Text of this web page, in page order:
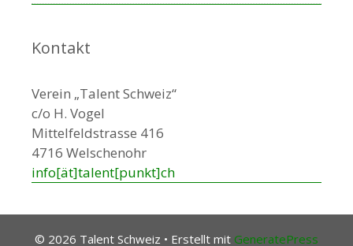
Kontakt
Verein „Talent Schweiz“
c/o H. Vogel
Mittelfeldstrasse 416
4716 Welschenohr
info[ät]talent[punkt]ch
© 2026 Talent Schweiz • Erstellt mit GeneratePress